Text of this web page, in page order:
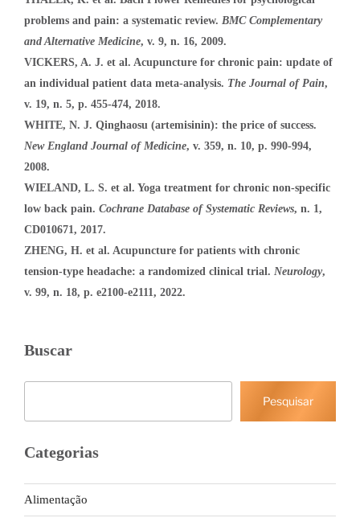
problems and pain: a systematic review. BMC Complementary
and Alternative Medicine, v. 9, n. 16, 2009.
VICKERS, A. J. et al. Acupuncture for chronic pain: update of
an individual patient data meta-analysis. The Journal of Pain,
v. 19, n. 5, p. 455-474, 2018.
WHITE, N. J. Qinghaosu (artemisinin): the price of success.
New England Journal of Medicine, v. 359, n. 10, p. 990-994,
2008.
WIELAND, L. S. et al. Yoga treatment for chronic non-specific
low back pain. Cochrane Database of Systematic Reviews, n. 1,
CD010671, 2017.
ZHENG, H. et al. Acupuncture for patients with chronic
tension-type headache: a randomized clinical trial. Neurology,
v. 99, n. 18, p. e2100-e2111, 2022.
Buscar
Pesquisar
Categorias
Alimentação